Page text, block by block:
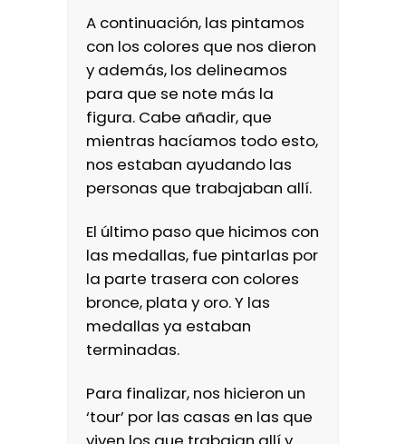
A continuación, las pintamos
con los colores que nos dieron
y además, los delineamos
para que se note más la
figura. Cabe añadir, que
mientras hacíamos todo esto,
nos estaban ayudando las
personas que trabajaban allí.
El último paso que hicimos con
las medallas, fue pintarlas por
la parte trasera con colores
bronce, plata y oro. Y las
medallas ya estaban
terminadas.
Para finalizar, nos hicieron un
‘tour’ por las casas en las que